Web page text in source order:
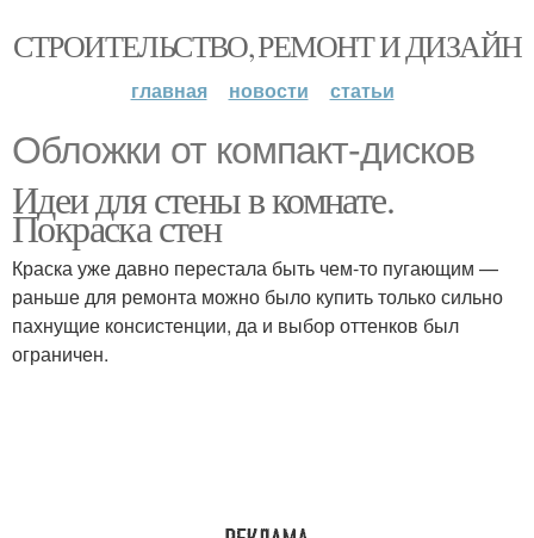
СТРОИТЕЛЬСТВО, РЕМОНТ И ДИЗАЙН
главная новости статьи
Обложки от компакт-дисков
Идеи для стены в комнате.
Покраска стен
Краска уже давно перестала быть чем-то пугающим —
раньше для ремонта можно было купить только сильно
пахнущие консистенции, да и выбор оттенков был
ограничен.